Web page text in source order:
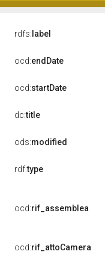
rdfs: label
ocd:endDate
ocd:startDate
dc:title
ods:modified
rdf:type
ocd:rif_assemblea
ocd:rif_attoCamera